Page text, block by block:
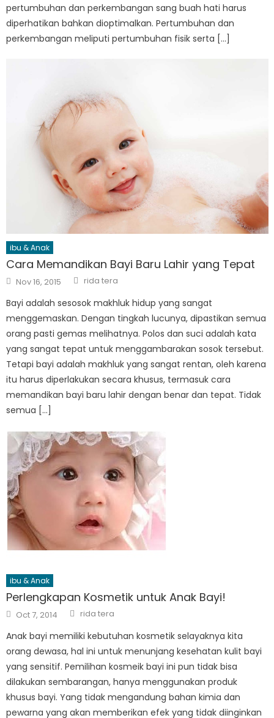
pertumbuhan dan perkembangan sang buah hati harus
diperhatikan bahkan dioptimalkan. Pertumbuhan dan
perkembangan meliputi pertumbuhan fisik serta […]
ibu & Anak
Cara Memandikan Bayi Baru Lahir yang Tepat
Posted
on
Nov 16, 2015 Author
rida tera
Bayi adalah sesosok makhluk hidup yang sangat
menggemaskan. Dengan tingkah lucunya, dipastikan semua
orang pasti gemas melihatnya. Polos dan suci adalah kata
yang sangat tepat untuk menggambarakan sosok tersebut.
Tetapi bayi adalah makhluk yang sangat rentan, oleh karena
itu harus diperlakukan secara khusus, termasuk cara
memandikan bayi baru lahir dengan benar dan tepat. Tidak
semua […]
ibu & Anak
Perlengkapan Kosmetik untuk Anak Bayi!
Posted
on
Oct 7, 2014 Author
rida tera
Anak bayi memiliki kebutuhan kosmetik selayaknya kita
orang dewasa, hal ini untuk menunjang kesehatan kulit bayi
yang sensitif. Pemilihan kosmeik bayi ini pun tidak bisa
dilakukan sembarangan, hanya menggunakan produk
khusus bayi. Yang tidak mengandung bahan kimia dan
pewarna yang akan memberikan efek yang tidak diinginkan